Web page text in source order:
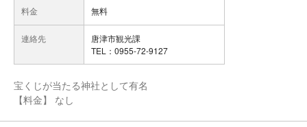
料金 無料
連絡先
唐津市観光課
TEL：0955-72-9127
宝くじが当たる神社として有名
【料金】 なし